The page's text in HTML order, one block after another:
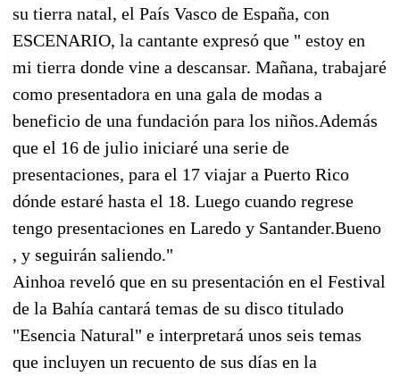
su tierra natal, el País Vasco de España, con
ESCENARIO, la cantante expresó que " estoy en
mi tierra donde vine a descansar. Mañana, trabajaré
como presentadora en una gala de modas a
beneficio de una fundación para los niños.Además
que el 16 de julio iniciaré una serie de
presentaciones, para el 17 viajar a Puerto Rico
dónde estaré hasta el 18. Luego cuando regrese
tengo presentaciones en Laredo y Santander.Bueno
, y seguirán saliendo."
Ainhoa reveló que en su presentación en el Festival
de la Bahía cantará temas de su disco titulado
"Esencia Natural" e interpretará unos seis temas
que incluyen un recuento de sus días en la